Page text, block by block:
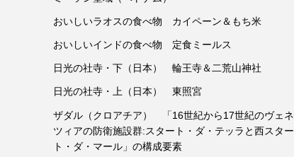
おいしいラオスの食べ物 カイペーン＆もち米
おいしいインドの食べ物 定食ミールス
日光の社寺・下（日本） 輪王寺＆二荒山神社
日光の社寺・上（日本） 東照宮
ザダル（クロアチア） 「16世紀から17世紀のヴェネ
ツィアの防衛施設群:スタート・ダ・テッラと西スター
ト・ダ・マール」の構成要素